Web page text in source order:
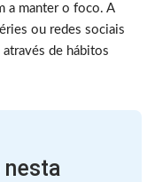
a manter o foco. A
ou redes sociais
de hábitos